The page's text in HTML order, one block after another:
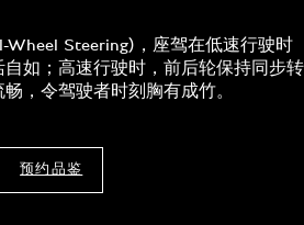
Wheel Steering)，座驾在低速行驶时
如；高速行驶时，前后轮保持同步转
，令驾驶者时刻胸有成竹。
预约品鉴